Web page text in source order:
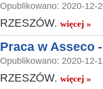
Opublikowano: 2020-12-
RZESZÓW. więcej »
Praca w Asseco
Opublikowano: 2020-12-
RZESZÓW. więcej »